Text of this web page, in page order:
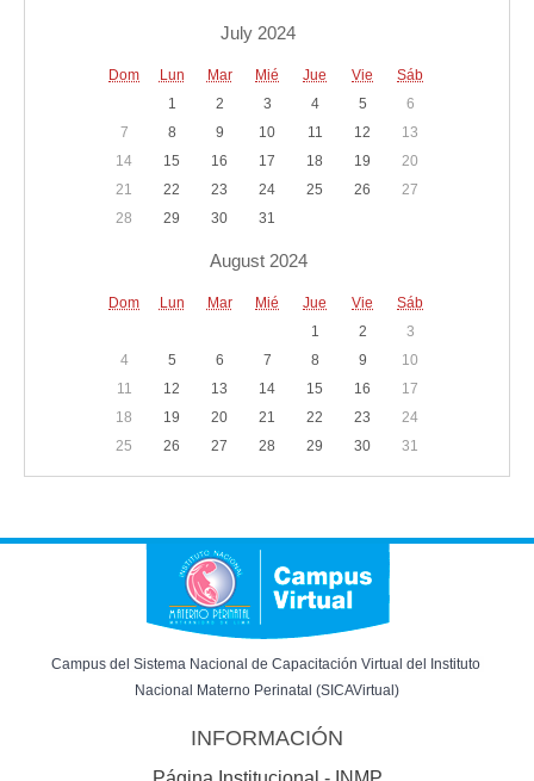
July 2024
Dom Lun Mar Mié Jue Vie
Sáb
1
2 3 4 5
6
7
8 9 10 11 12
13
14
15 16 17 18 19
20
21
22 23 24 25 26
27
28
29 30 31
August 2024
Dom Lun Mar Mié Jue Vie
Sáb
1
2
3
4
5 6 7 8 9
10
11
12 13 14 15 16
17
18
19 20 21 22 23
24
25
26 27 28 29 30 31
Campus del Sistema Nacional de Capacitación Virtual del Instituto
Nacional Materno Perinatal (SICAVirtual)
INFORMACIÓN